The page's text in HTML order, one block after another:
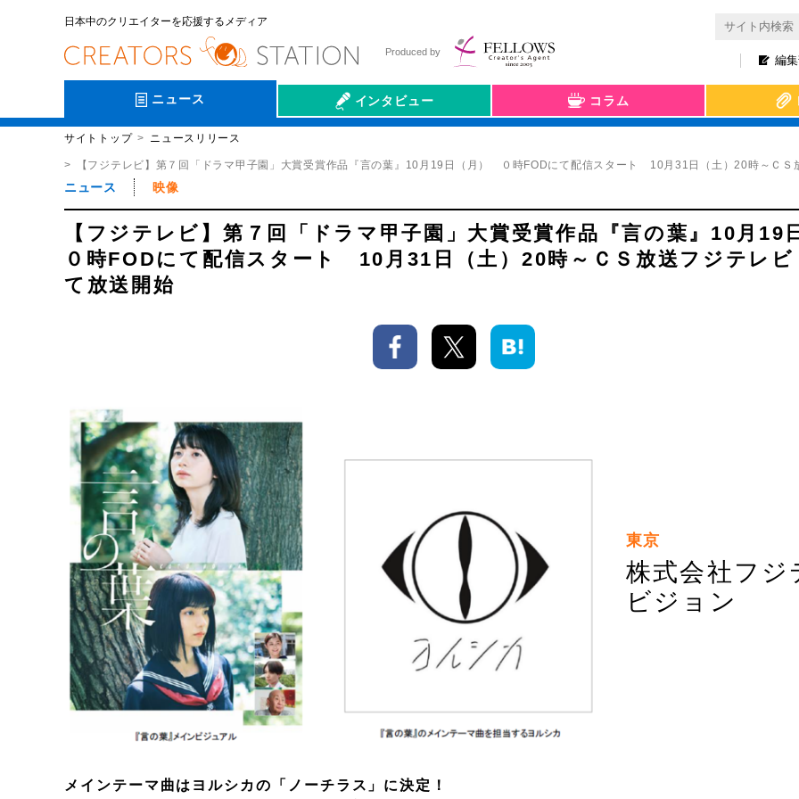
日本中のクリエイターを応援するメディア
編
Produced by
ニュース インタビュー コラム
サイトトップ ニュースリリース
【フジテレビ】第７回「ドラマ甲子園」大賞受賞作品『言の葉』10月19日（月） ０時FODにて配信スタート 10月31日（土）20時～ＣＳ
ニュース 映像
【フジテレビ】第７回「ドラマ甲子園」大賞受賞作品『言の葉』10月
０時FODにて配信スタート 10月31日（土）20時～ＣＳ放送フジテレビ
て放送開始
東京
株式会社フジ
ビジョン
メインテーマ曲はヨルシカの「ノーチラス」に決定！